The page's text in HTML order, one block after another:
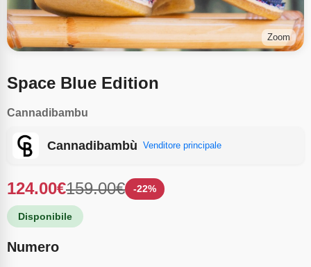
Zoom
Space Blue Edition
Cannadibambu
Cannadibambù Venditore principale
124.00€159.00€ -22%
Disponibile
Numero